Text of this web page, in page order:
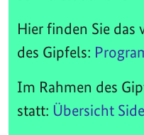
Hier finden Sie
des Gipfels:
Im Rahmen des
statt: Übersicht